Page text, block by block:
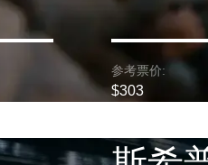
参考票价:
$303